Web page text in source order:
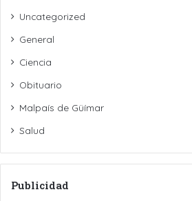
Uncategorized
General
Ciencia
Obituario
Malpaís de Güímar
Salud
Publicidad